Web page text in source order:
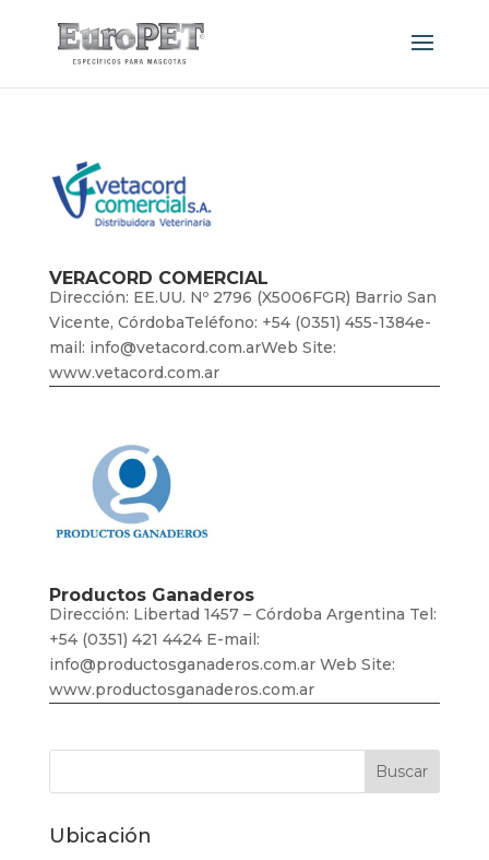
VERACORD COMERCIAL
Dirección: EE.UU. Nº 2796 (X5006FGR) Barrio San
Vicente, CórdobaTeléfono: +54 (0351) 455-1384e-
mail: info@vetacord.com.arWeb Site:
www.vetacord.com.ar
Productos Ganaderos
Dirección: Libertad 1457 – Córdoba Argentina Tel:
+54 (0351) 421 4424 E-mail:
info@productosganaderos.com.ar Web Site:
www.productosganaderos.com.ar
Ubicación